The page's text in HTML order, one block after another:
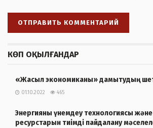
КӨП ОҚЫЛҒАНДАР
«Жасыл экономиканы» дамытудың
01.10.2022 465
Энергияны үнемдеу технологиясы және
ресурстарын тиімді пайдалану